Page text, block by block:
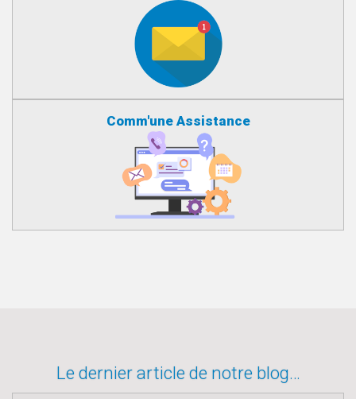
Comm'une Assistance
Le dernier article de notre blog…